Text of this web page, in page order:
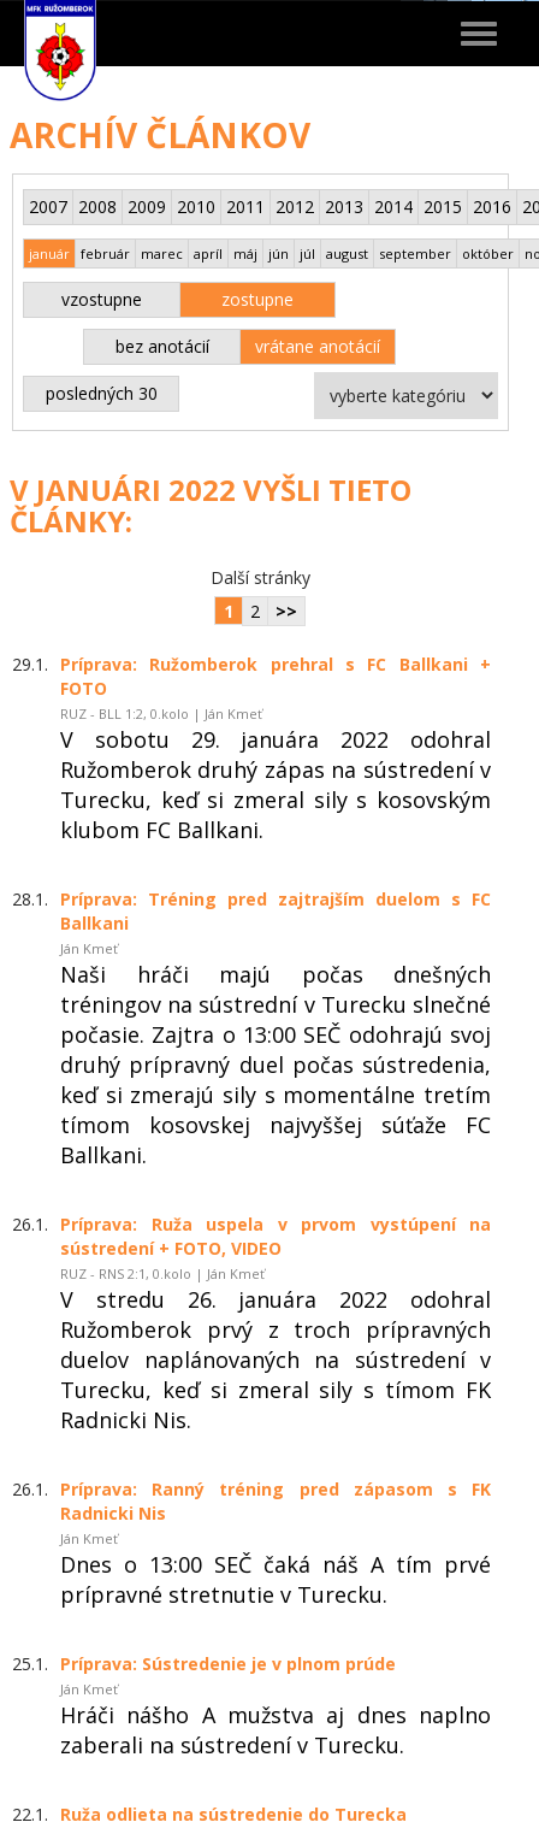
Toggle
ARCHÍV ČLÁNKOV
2007 2008 2009 2010 2011 2012 2013 2014 2015 2016
január február marec apríl máj jún júl august september október
vzostupne zostupne
bez anotácií vrátane anotácií
posledných 30
V JANUÁRI 2022 VYŠLI TIETO
ČLÁNKY:
Další stránky
1
2 >>
29.1.
Príprava: Ružomberok prehral s FC Ballkani +
FOTO
RUZ - BLL 1:2, 0.kolo | Ján Kmeť
V sobotu 29. januára 2022 odohral
Ružomberok druhý zápas na sústredení v
Turecku, keď si zmeral sily s kosovským
klubom FC Ballkani.
28.1.
Príprava: Tréning pred zajtrajším duelom s FC
Ballkani
Ján Kmeť
Naši hráči majú počas dnešných
tréningov na sústrední v Turecku slnečné
počasie. Zajtra o 13:00 SEČ odohrajú svoj
druhý prípravný duel počas sústredenia,
keď si zmerajú sily s momentálne tretím
tímom kosovskej najvyššej súťaže FC
Ballkani.
26.1.
Príprava: Ruža uspela v prvom vystúpení na
sústredení + FOTO, VIDEO
RUZ - RNS 2:1, 0.kolo | Ján Kmeť
V stredu 26. januára 2022 odohral
Ružomberok prvý z troch prípravných
duelov naplánovaných na sústredení v
Turecku, keď si zmeral sily s tímom FK
Radnicki Nis.
26.1.
Príprava: Ranný tréning pred zápasom s FK
Radnicki Nis
Ján Kmeť
Dnes o 13:00 SEČ čaká náš A tím prvé
prípravné stretnutie v Turecku.
25.1. Príprava: Sústredenie je v plnom prúde
Ján Kmeť
Hráči nášho A mužstva aj dnes naplno
zaberali na sústredení v Turecku.
22.1. Ruža odlieta na sústredenie do Turecka